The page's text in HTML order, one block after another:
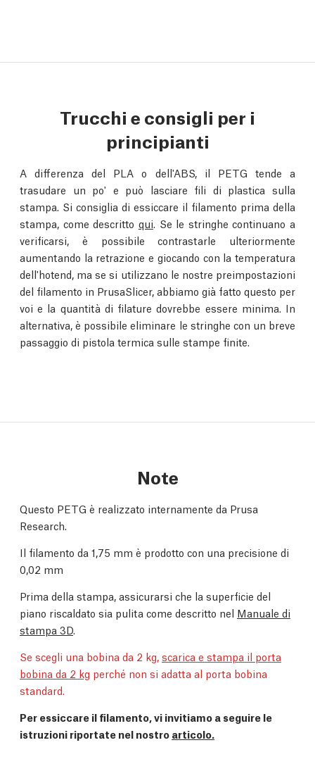
Trucchi e consigli per i
principianti
A differenza del PLA o dell'ABS, il PETG tende a
trasudare un po' e può lasciare fili di plastica sulla
stampa. Si consiglia di essiccare il filamento prima della
stampa, come descritto qui . Se le stringhe continuano a
verificarsi, è possibile contrastarle ulteriormente
aumentando la retrazione e giocando con la temperatura
dell'hotend, ma se si utilizzano le nostre preimpostazioni
del filamento in PrusaSlicer, abbiamo già fatto questo per
voi e la quantità di filature dovrebbe essere minima. In
alternativa, è possibile eliminare le stringhe con un breve
passaggio di pistola termica sulle stampe finite.
Note
Questo PETG è realizzato internamente da Prusa
Research.
Il filamento da 1,75 mm è prodotto con una precisione di
0,02 mm
Prima della stampa, assicurarsi che la superficie del
piano riscaldato sia pulita come descritto nel Manuale di
stampa 3D
Se scegli una bobina da 2 kg, scarica e stampa il porta
bobina da 2 kg perché non si adatta al porta bobina
standard.
Per essiccare il filamento, vi invitiamo a seguire le
istruzioni riportate nel nostro articolo.